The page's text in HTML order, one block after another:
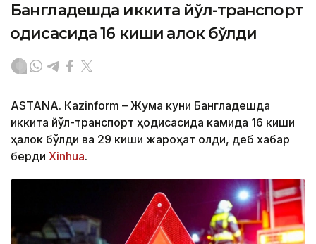
Бангладешда иккита йўл-транспорт
ҳодисасида 16 киши ҳалок бўлди
ASTANА. Кazinform – Жума куни Бангладешда
иккита йўл-транспорт ҳодисасида камида 16 киши
ҳалок бўлди ва 29 киши жароҳат олди, деб хабар
берди Xinhua.